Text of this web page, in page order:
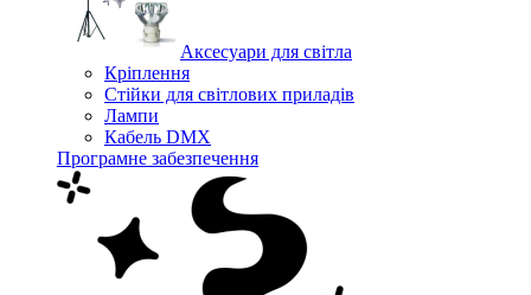
Аксесуари для світла
Кріплення
Стійки для світлових приладів
Лампи
Кабель DMX
Програмне забезпечення